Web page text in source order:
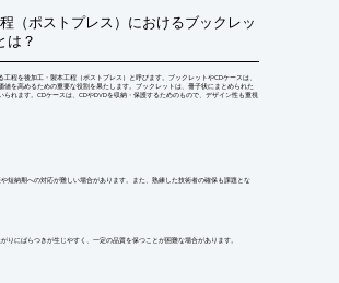
（ポストプレス）におけるブックレッ
は？
程を後加工・製本工程（ポストプレス）と呼びます。ブックレットやCDケースは、
値を高めるための重要な役割を果たします。ブックレットは、冊子状にまとめられた
れます。CDケースは、CDやDVDを収納・保護するためのもので、デザイン性も重視
短納期への対応が難しい場合があります。また、熟練した技術者の確保も課題とな
りにばらつきが生じやすく、一定の品質を保つことが困難な場合があります。